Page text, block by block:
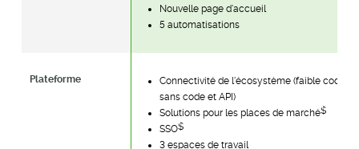
Nouvelle page d'accueil
5 automatisations
Plateforme
Connectivité de l'écosystème (faible code,
sans code et API)
Solutions pour les places de marché$
SSO$
3 espaces de travail